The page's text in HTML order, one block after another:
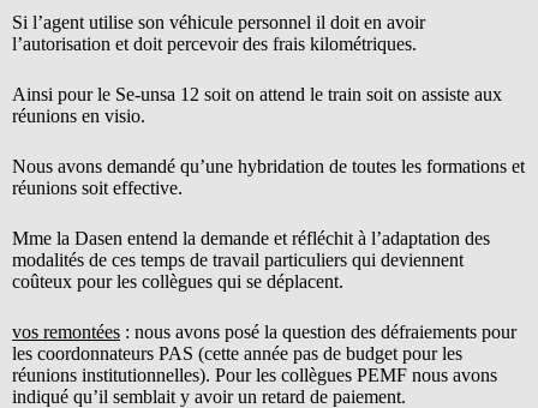
Si l’agent utilise son véhicule personnel il doit en avoir
l’autorisation et doit percevoir des frais kilométriques.
Ainsi pour le Se-unsa 12 soit on attend le train soit on assiste aux
réunions en visio.
Nous avons demandé qu’une hybridation de toutes les formations et
réunions soit effective.
Mme la Dasen entend la demande et réfléchit à l’adaptation des
modalités de ces temps de travail particuliers qui deviennent
coûteux pour les collègues qui se déplacent.
vos remontées : nous avons posé la question des défraiements pour
les coordonnateurs PAS (cette année pas de budget pour les
réunions institutionnelles). Pour les collègues PEMF nous avons
indiqué qu’il semblait y avoir un retard de paiement.